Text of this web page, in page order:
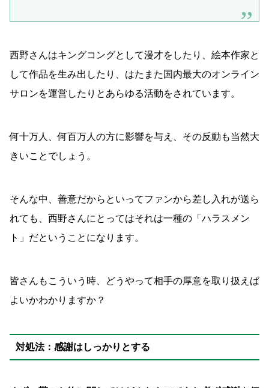
西野さんはキングコングとして漫才をしたり、絵本作家と
して作品を生み出したり、はたまた国内最大のオンライン
サロンを運営したりとあらゆる活動をされています。
何十万人、何百万人の方に影響を与え、その反動も当然大
きいことでしょう。
そんな中、善意だからといってファンから差し入れが送ら
れても、西野さんにとってはそれは一種の「ハラスメン
ト」だということになります。
皆さんもこういう時、どうやって相手の厚意を取り扱えば
よいかわかりますか？
対処法：感謝はしっかりとする